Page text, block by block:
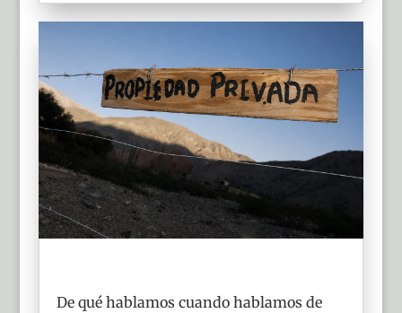
De qué hablamos cuando hablamos de